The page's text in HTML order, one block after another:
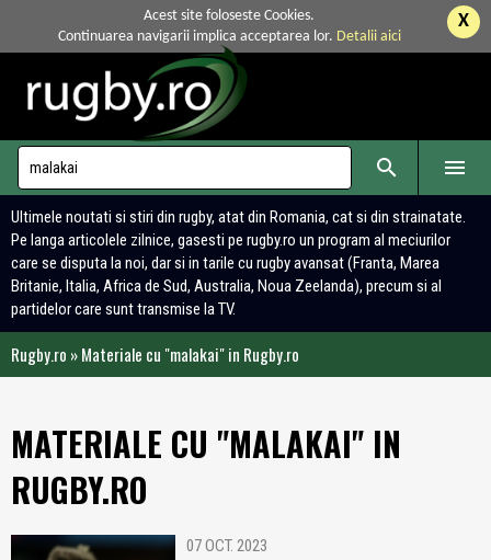
X
Acest site foloseste Cookies.
Continuarea navigarii implica acceptarea lor. Detalii aici
 
Ultimele noutati si stiri din rugby, atat din Romania, cat si din strainatate.
Pe langa articolele zilnice, gasesti pe rugby.ro un program al meciurilor
care se disputa la noi, dar si in tarile cu rugby avansat (Franta, Marea
Britanie, Italia, Africa de Sud, Australia, Noua Zeelanda), precum si al
partidelor care sunt transmise la TV.
Rugby.ro »Materiale cu "malakai" in Rugby.ro
MATERIALE CU "MALAKAI" IN
RUGBY.RO
07 OCT. 2023